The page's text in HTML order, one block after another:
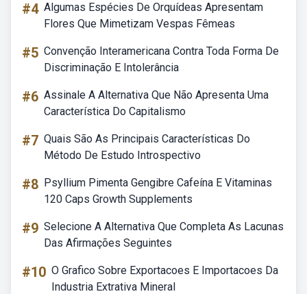
#4 Algumas Espécies De Orquídeas Apresentam
Flores Que Mimetizam Vespas Fêmeas
#5 Convenção Interamericana Contra Toda Forma De
Discriminação E Intolerância
#6 Assinale A Alternativa Que Não Apresenta Uma
Característica Do Capitalismo
#7 Quais São As Principais Características Do
Método De Estudo Introspectivo
#8 Psyllium Pimenta Gengibre Cafeína E Vitaminas
120 Caps Growth Supplements
#9 Selecione A Alternativa Que Completa As Lacunas
Das Afirmações Seguintes
#10 O Grafico Sobre Exportacoes E Importacoes Da
Industria Extrativa Mineral